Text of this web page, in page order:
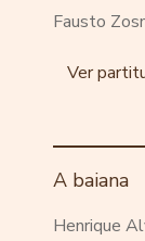
Fausto
Ver
A baiana
Henrique